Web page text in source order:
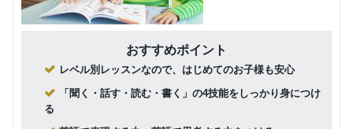
おすすめポイント
レベル別レッスンなので、はじめてのお子様も安心
「聞く・話す・読む・書く」の4技能をしっかり身につけ
る